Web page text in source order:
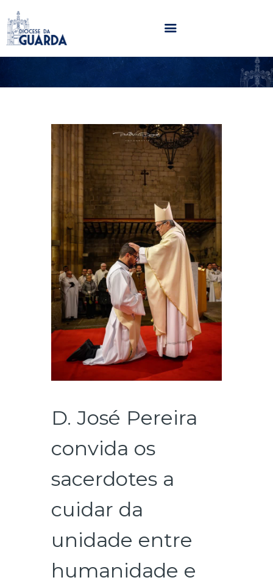
HOME
PARÓQUIAS
NOTÍCIAS
AGENDA
MULTIMÉDIA
SENTIR COM A IGREJA
CONTACTOS
D. José Pereira
convida os
sacerdotes a
cuidar da
unidade entre
humanidade e